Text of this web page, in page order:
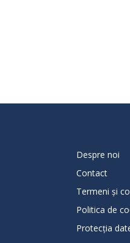
Despre noi
Contact
Termeni și
Politica de
Protecţia